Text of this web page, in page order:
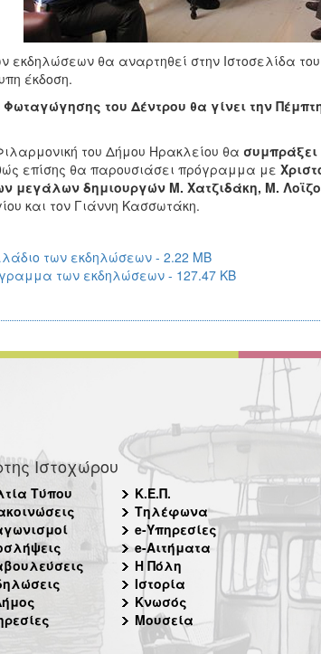
θα αναρτηθεί στην Ιστοσελίδα
έκδοση.
του Δέντρου θα γίνει την
του Δήμου Ηρακλείου θα
επίσης θα παρουσιάσει πρόγραμμα με
μεγάλων δημιουργών Μ. Χατζιδάκη, Μ.
και τον Γιάννη Κασσωτάκη.
των εκδηλώσεων - 2.22 MB
των εκδηλώσεων - 127.47 KB
Ιστοχώρου
Τύπου
Κ.Ε.Π.
Τηλέφωνα
e-Υπηρεσίες
e-Αιτήματα
Η Πόλη
Ιστορία
Κνωσός
Μουσεία